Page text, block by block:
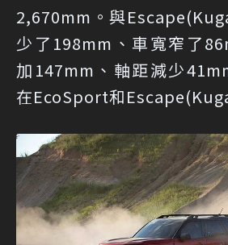
2,670mm。與
少了198mm、車寬窄了
加147mm、軸距減少
在EcoSport和